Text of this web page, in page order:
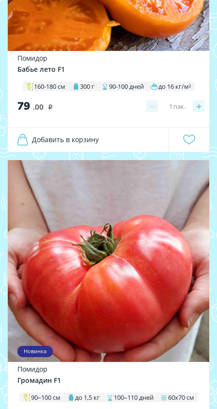
Помидор
Бабье лето F1
160-180 см 300 г 90-100 дней до 16 кг/м²
79 .00 i − +
1 пак.
Добавить в корзину
Новинка
Помидор
Громадин F1
90–100 см до 1,5 кг 100–110 дней 60х70 см